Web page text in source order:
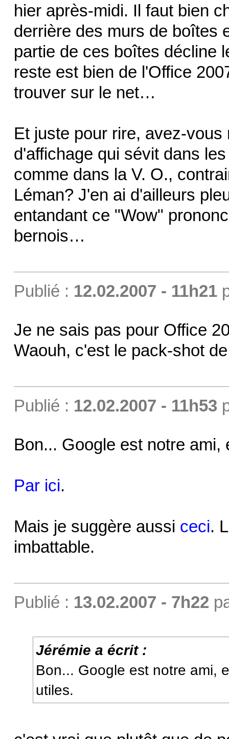
hier après-midi. Il faut bien
derrière des murs de boîtes
partie de ces boîtes décline
reste est bien de l'Office
trouver sur le net…
Et juste pour rire, avez-
d'affichage qui sévit dans
comme dans la V. O.,
Léman? J'en ai d'ailleurs
entandant ce "Wow"
bernois…
Publié : 12.02.2007 - 11h21
Je ne sais pas pour Office
Waouh, c'est le pack-shot
Publié : 12.02.2007 - 11h53
Bon... Google est notre
Par ici.
Mais je suggère aussi ceci.
imbattable.
Publié : 13.02.2007 - 7h22
Jérémie a écrit :
Bon... Google est notre ami,
utiles.